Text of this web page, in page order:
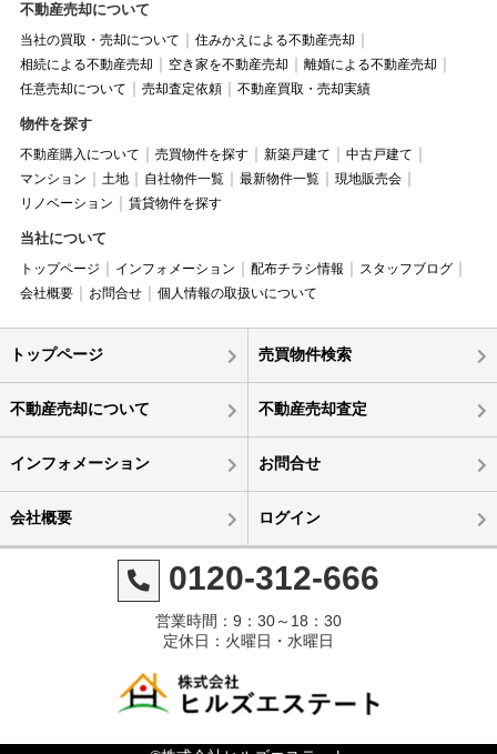
不動産売却について
当社の買取・売却について
住みかえによる不動産売却
相続による不動産売却
空き家を不動産売却
離婚による不動産売却
任意売却について
売却査定依頼 不動産買取・売却実績
物件を探す
不動産購入について 売買物件を探す 新築戸建て
中古戸建て
マンション
土地 自社物件一覧 最新物件一覧
現地販売会
リノベーション
賃貸物件を探す
当社について
トップページ インフォメーション 配布チラシ情報
スタッフブログ
会社概要
お問合せ 個人情報の取扱いについて
トップページ 売買物件検索
不動産売却について 不動産売却査定
インフォメーション お問合せ
会社概要 ログイン
0120-312-666
営業時間：9：30～18：30
定休日：火曜日・水曜日